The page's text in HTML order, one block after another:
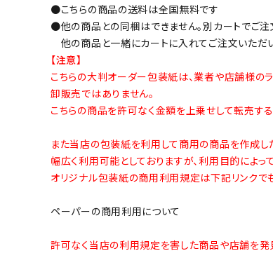
●こちらの商品の送料は全国無料です
●他の商品との同梱はできません。別カートでご注
他の商品と一緒にカートに入れてご注文いただ
【注意】
こちらの大判オーダー包装紙は、業者や店舗様の
卸販売ではありません。
こちらの商品を許可なく金額を上乗せして転売する
また当店の包装紙を利用して商用の商品を作成し
幅広く利用可能としておりますが、利用目的によっ
オリジナル包装紙の商用利用規定は下記リンクで
ペーパーの商用利用について
許可なく当店の利用規定を害した商品や店舗を発